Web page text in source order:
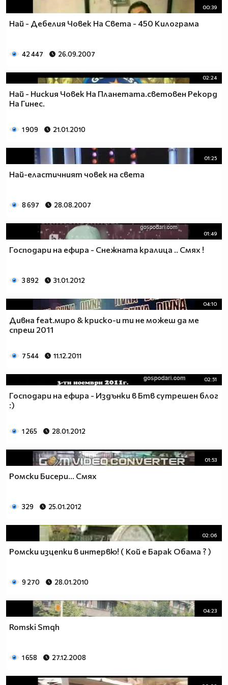
00:39
Най - Дебелия Човек На Света - 450 Килограма
42 447 26.09.2007
02:24
Най - Ниския Човек На Планетата.световен Рекорд
На Гинес.
1 909 21.01.2010
01:25
Най-еластичният човек на света
8 697 28.08.2007
01:49
Господари на ефира - Снежната кралица .. Смях !
3 892 31.01.2012
04:10
Дивна feat.миро & kриско-и ти не можеш да ме
спреш 2011
7 544 11.12.2011
02:51
Господари на ефира - Издънки в Бтв сутрешен блог
:)
1 265 28.01.2012
01:53
Ромски Бисери... Смях
329 25.01.2012
02:06
Ромски изцепки в интервю! ( Кой е Барак Обама ? )
9 270 28.01.2010
04:23
Romski Smqh
1 658 27.12.2008